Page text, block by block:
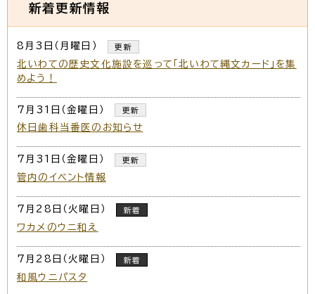
新着更新情報
8月3日（月曜日） 更新
北いわての歴史文化施設を巡って「北いわて縄文カード」を集
めよう！
7月31日（金曜日） 更新
休日歯科当番医のお知らせ
7月31日（金曜日） 更新
管内のイベント情報
7月28日（火曜日） 新着
ワカメのウニ和え
7月28日（火曜日） 新着
和風ウニパスタ